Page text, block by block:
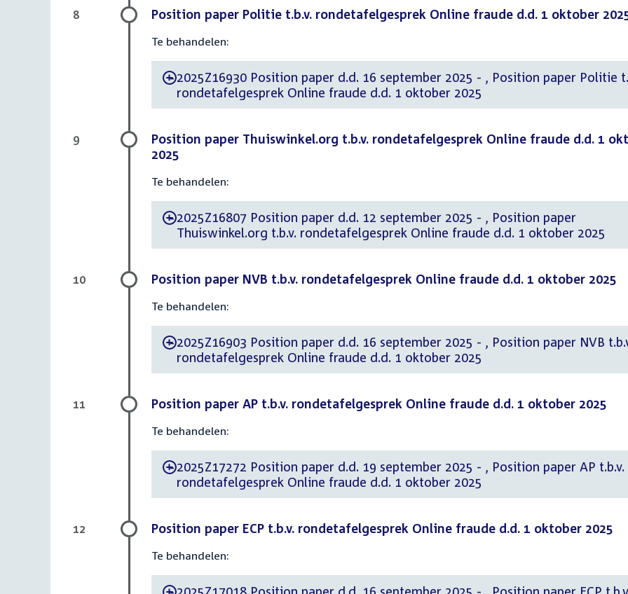
Position paper Politie t.b.v. rondetafelgesprek Online fraude d.d. 1 oktober
Te behandelen:
-2025Z16930 Position paper d.d. 16 september 2025 - , Position paper Politie t.b.v.
rondetafelgesprek Online fraude d.d. 1 oktober 2025
8
Position paper Thuiswinkel.org t.b.v. rondetafelgesprek Online fraude d.d. 1
2025
Te behandelen:
-2025Z16807 Position paper d.d. 12 september 2025 - , Position paper
Thuiswinkel.org t.b.v. rondetafelgesprek Online fraude d.d. 1 oktober 2025
9
Position paper NVB t.b.v. rondetafelgesprek Online fraude d.d. 1 oktober 2025
Te behandelen:
-2025Z16903 Position paper d.d. 16 september 2025 - , Position paper NVB t.b.v.
rondetafelgesprek Online fraude d.d. 1 oktober 2025
10
Position paper AP t.b.v. rondetafelgesprek Online fraude d.d. 1 oktober 2025
Te behandelen:
-2025Z17272 Position paper d.d. 19 september 2025 - , Position paper AP t.b.v.
rondetafelgesprek Online fraude d.d. 1 oktober 2025
11
Position paper ECP t.b.v. rondetafelgesprek Online fraude d.d. 1 oktober 2025
Te behandelen:
12